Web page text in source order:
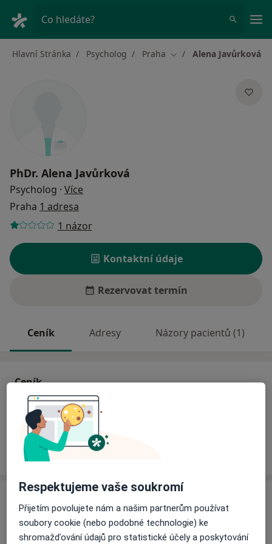
Co hledáte?
Hlavní Stránka Psycholog Praha Změna města
Alena Javůrková
PhDr. Alena Javůrková
Psycholog · Více
Praha 1 adresa
1 názor
Kontaktní údaje
Rezervovat termín
Ceník Adresy Názory pacientů (1)
Ceník
Informace o službách a cenách nejsou k dispozici
Tento specialista ještě nepřidával žádné informace o
svých službách.
Adresa
Fakultní nemocnice Královské Vinohrady
Šrobárova 50, Praha100 34
Respektujeme vaše soukromí
Přijetím povolujete nám a našim partnerům používat
soubory cookie (nebo podobné technologie) ke
shromažďování údajů pro statistické účely a poskytování